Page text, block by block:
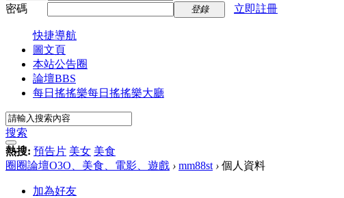
密碼
登錄 立即註冊
快捷導航
圖文頁
本站公告圈
論壇BBS
每日搖搖樂每日搖搖樂大廳
搜索
熱搜: 預告片 美女 美食
圈圈論壇O3O、美食、電影、遊戲 › mm88st › 個人資料
加為好友